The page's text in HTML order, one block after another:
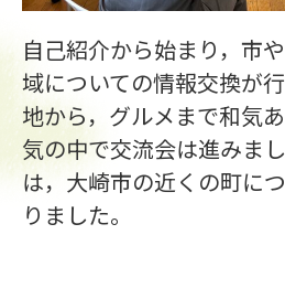
自己紹介から始まり，市
域についての情報交換が
地から，グルメまで和気
気の中で交流会は進みま
は，大崎市の近くの町に
りました。